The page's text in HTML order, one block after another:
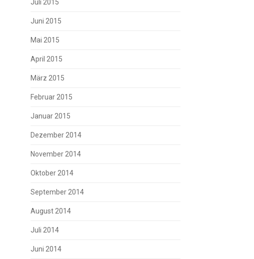
Juli 2015
Juni 2015
Mai 2015
April 2015
März 2015
Februar 2015
Januar 2015
Dezember 2014
November 2014
Oktober 2014
September 2014
August 2014
Juli 2014
Juni 2014